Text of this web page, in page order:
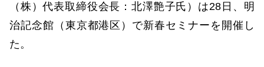
（株）代表取締役会長：北澤艶子氏）は28日、明
治記念館（東京都港区）で新春セミナーを開催し
た。